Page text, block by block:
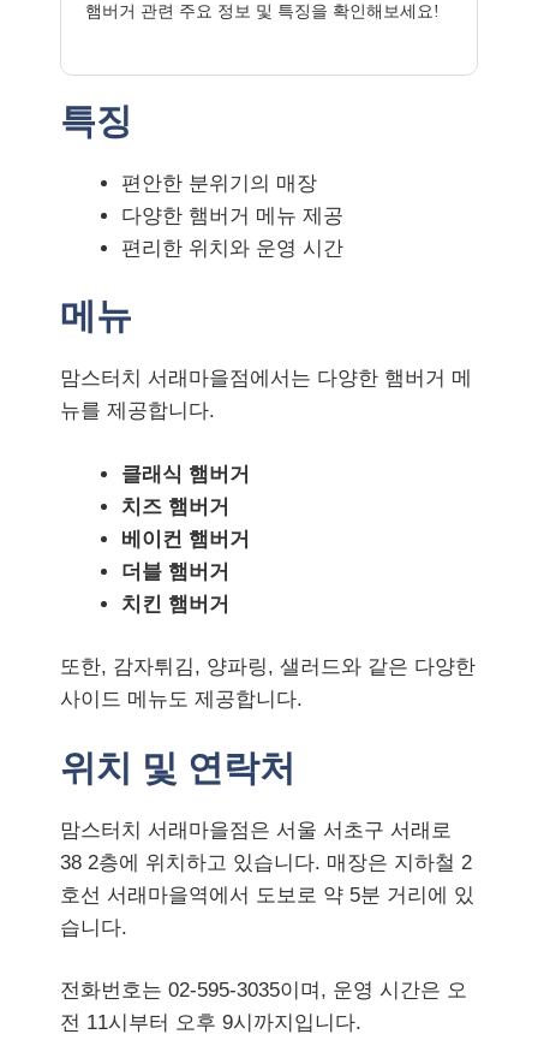
햄버거 관련 주요 정보 및 특징을 확인해보세요!
특징
편안한 분위기의 매장
다양한 햄버거 메뉴 제공
편리한 위치와 운영 시간
메뉴
맘스터치 서래마을점에서는 다양한 햄버거 메
뉴를 제공합니다.
클래식 햄버거
치즈 햄버거
베이컨 햄버거
더블 햄버거
치킨 햄버거
또한, 감자튀김, 양파링, 샐러드와 같은 다양한
사이드 메뉴도 제공합니다.
위치 및 연락처
맘스터치 서래마을점은 서울 서초구 서래로
38 2층에 위치하고 있습니다. 매장은 지하철 2
호선 서래마을역에서 도보로 약 5분 거리에 있
습니다.
전화번호는 02-595-3035이며, 운영 시간은 오
전 11시부터 오후 9시까지입니다.